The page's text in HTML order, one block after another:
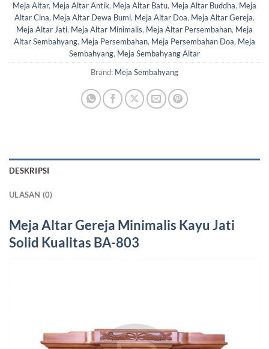
Meja Altar, Meja Altar Antik, Meja Altar Batu, Meja Altar Buddha, Meja
Altar Cina, Meja Altar Dewa Bumi, Meja Altar Doa, Meja Altar Gereja,
Meja Altar Jati, Meja Altar Minimalis, Meja Altar Persembahan, Meja
Altar Sembahyang, Meja Persembahan, Meja Persembahan Doa, Meja
Sembahyang, Meja Sembahyang Altar
Brand: Meja Sembahyang
DESKRIPSI
ULASAN (0)
Meja Altar Gereja Minimalis Kayu Jati
Solid Kualitas BA-803